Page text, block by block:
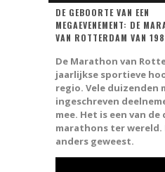
DE GEBOORTE VAN EEN
MEGAEVENEMENT: DE
VAN ROTTERDAM VAN
De Marathon van
jaarlijkse sportieve
regio. Vele duizenden
ingeschreven
mee. Het is een van
marathons ter wereld.
anders geweest.